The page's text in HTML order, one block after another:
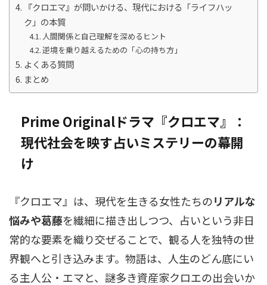
『クロエマ』が問いかける、現代における「ライフハッ
ク」の本質
人間関係と自己理解を深めるヒント
逆境を乗り越えるための「心の持ち方」
よくある質問
まとめ
Prime Originalドラマ『クロエマ』：
現代社会を映す占いミステリーの幕開
け
『クロエマ』は、現代を生きる女性たちのリアルな
悩みや葛藤を繊細に描き出しつつ、占いという非日
常的な要素を織り交ぜることで、観る人を独特の世
界観へと引き込みます。物語は、人生のどん底にい
る主人公・エマと、謎多き資産家クロエの出会いか